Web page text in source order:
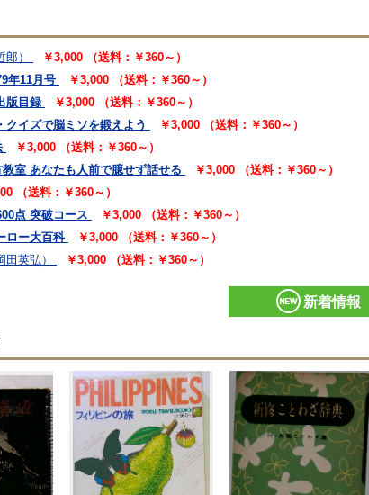
郎）
￥3,000 （送料：￥360～）
年11月号
￥3,000 （送料：￥360～）
版目録
￥3,000 （送料：￥360～）
クイズで脳ミソを鍛えよう
￥3,000 （送料：￥360～）
￥3,000 （送料：￥360～）
室 あなたも人前で臆せず話せる
￥3,000 （送料：￥360～）
（送料：￥360～）
点 突破コース
￥3,000 （送料：￥360～）
ロー大百科
￥3,000 （送料：￥360～）
田英弘） ￥3,000 （送料：￥360～）
新着情報